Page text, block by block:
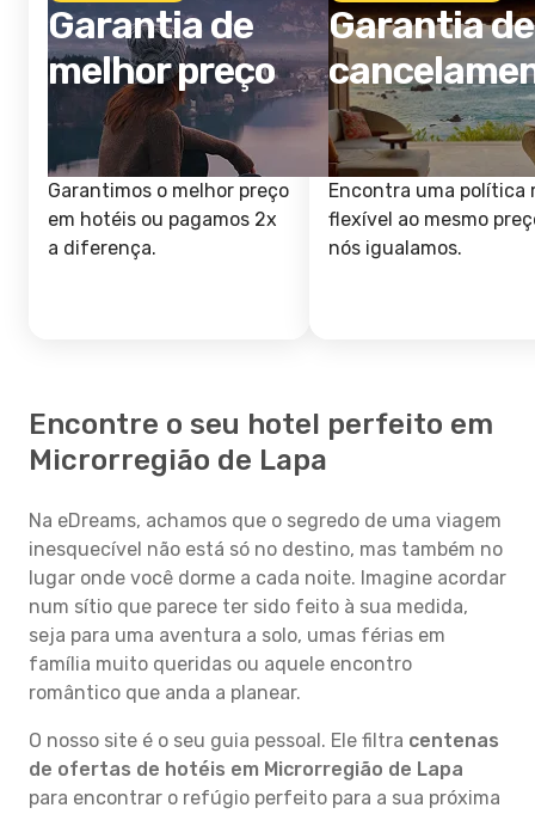
Garantia de
melhor preço
Garantimos o melhor preço
em hotéis ou pagamos 2x
a diferença.
Garantia de
Encontra uma política
flexível ao mesmo
nós igualamos.
Encontre o seu hotel perfeito em
Microrregião de Lapa
Na eDreams, achamos que o segredo de uma viagem
inesquecível não está só no destino, mas também no
lugar onde você dorme a cada noite. Imagine acordar
num sítio que parece ter sido feito à sua medida,
seja para uma aventura a solo, umas férias em
família muito queridas ou aquele encontro
romântico que anda a planear.
O nosso site é o seu guia pessoal. Ele filtra centenas
de ofertas de hotéis em Microrregião de Lapa
para encontrar o refúgio perfeito para a sua próxima